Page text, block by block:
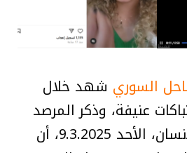
السوري شهد خلال
عنيفة، وذكر المرصد
السوري لحقوق الإنسان، الأحد 9.3.2025، أن